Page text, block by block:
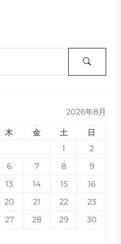
2026年8月
木 金 土
日
1
2
6 7 8
9
13 14 15
16
20 21 22
23
27 28 29
30